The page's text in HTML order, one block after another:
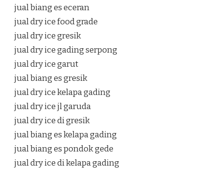
jual biang es eceran
jual dry ice food grade
jual dry ice gresik
jual dry ice gading serpong
jual dry ice garut
jual biang es gresik
jual dry ice kelapa gading
jual dry ice jl garuda
jual dry ice di gresik
jual biang es kelapa gading
jual biang es pondok gede
jual dry ice di kelapa gading